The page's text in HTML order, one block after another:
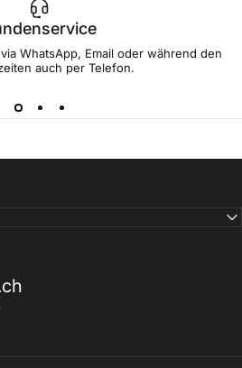
WhatsApp, Email oder während den
auch per Telefon.